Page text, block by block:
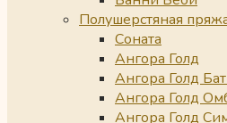
Полушерстяная
Соната
Ангора Голд
Ангора Голд
Ангора Голд
Ангора Голд